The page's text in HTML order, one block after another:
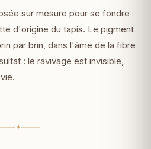
sur mesure pour se fondre
d'origine du tapis. Le pigment
par brin, dans l'âme de la fibre
: le ravivage est invisible,
✦